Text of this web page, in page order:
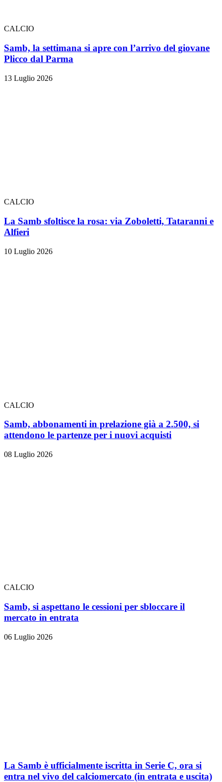
CALCIO
Samb, la settimana si apre con l’arrivo del giovane
Plicco dal Parma
13 Luglio 2026
CALCIO
La Samb sfoltisce la rosa: via Zoboletti, Tataranni e
Alfieri
10 Luglio 2026
CALCIO
Samb, abbonamenti in prelazione già a 2.500, si
attendono le partenze per i nuovi acquisti
08 Luglio 2026
CALCIO
Samb, si aspettano le cessioni per sbloccare il
mercato in entrata
06 Luglio 2026
La Samb è ufficialmente iscritta in Serie C, ora si
entra nel vivo del calciomercato (in entrata e uscita)